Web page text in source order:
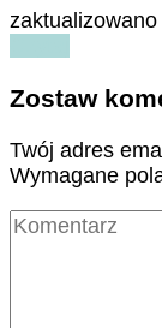
zaktualizowano
Zostaw
Twój adres
Wymagane